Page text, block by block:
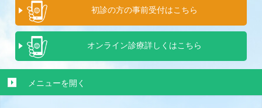
初診の方の事前受付はこちら
オンライン診療詳しくはこちら
メニューを開く